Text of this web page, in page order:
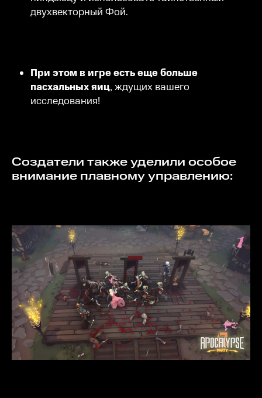
двухвекторный Фой.
При этом в игре есть еще больше
пасхальных яиц, ждущих вашего
исследования!
Создатели также уделили особое
внимание плавному управлению: